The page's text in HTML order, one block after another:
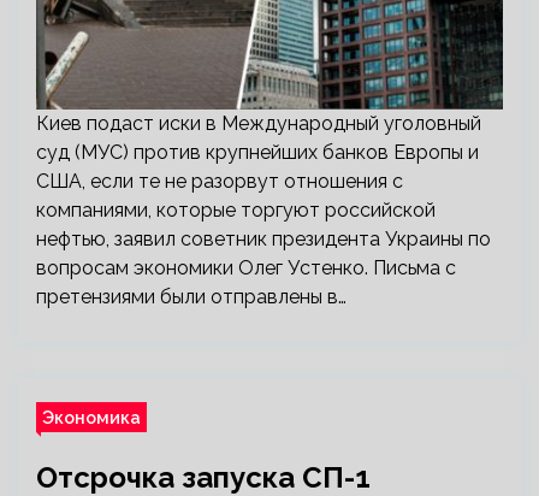
Киев подаст иски в Международный уголовный
суд (МУС) против крупнейших банков Европы и
США, если те не разорвут отношения с
компаниями, которые торгуют российской
нефтью, заявил советник президента Украины по
вопросам экономики Олег Устенко. Письма с
претензиями были отправлены в…
Экономика
Отсрочка запуска СП-1